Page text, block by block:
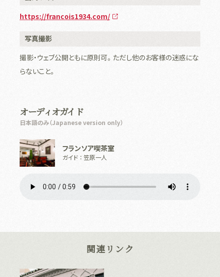
https://francois1934.com/
写真撮影
撮影・ウェブ公開ともに原則可。ただし他のお客様の迷惑にな
らないこと。
オーディオガイド
日本語のみ（Japanese version only）
フランソア喫茶室
ガイド ： 笠原一人
関連リンク